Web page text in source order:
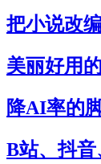
把小说改
美丽好用
降AI率的
B站、抖